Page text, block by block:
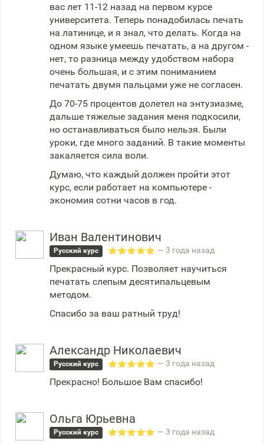
вас лет 11-12 назад на первом курсе
университета. Теперь понадобилась печать
на латинице, и я знал, что делать. Когда на
одном языке умеешь печатать, а на другом -
нет, то разница между удобством набора
очень большая, и с этим пониманием
печатать двумя пальцами уже не согласен.
До 70-75 процентов долетел на энтузиазме,
дальше тяжелые задания меня подкосили,
но останавливаться было нельзя. Были
уроки, где много заданий. В такие моменты
закаляется сила воли.
Думаю, что каждый должен пройти этот
курс, если работает на компьютере -
экономия сотни часов в год.
Иван Валентинович
Русский курс — 3 года назад
Прекрасный курс. Позволяет научиться
печатать слепым десятипальцевым
методом.
Спасибо за ваш ратный труд!
Александр Николаевич
Русский курс — 3 года назад
Прекрасно! Большое Вам спасибо!
Ольга Юрьевна
Русский курс — 3 года назад